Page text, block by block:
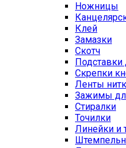
Ножницы
Клей
Замазки
Скотч
Подставки
Скрепки
Ленты
Зажимы
Стиралки
Точилки
Линейки и